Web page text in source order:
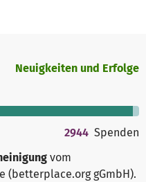
Neuigkeiten und Erfolge
2944 Spenden
vom
(betterplace.org gGmbH).